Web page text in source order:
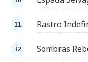
Rastro
Sombras